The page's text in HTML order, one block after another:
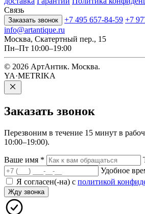
Связь
Заказать звонок +7 495 657-84-59 +7
info@artantique.ru
Москва, Скатертный пер., 15
Пн–Пт 10:00–19:00
© 2026 АртАнтик. Москва.
YA·METRIKA
Заказать звонок
Перезвоним в течение 15 минут в
10:00–19:00).
Ваше имя *
Удобное
Я согласен(-на) с политикой
Жду звонка